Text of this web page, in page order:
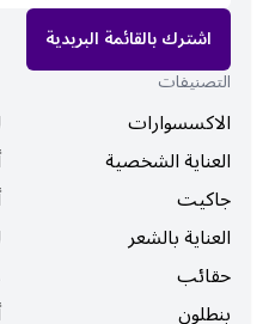
اشترك بالقائمة البريدية
التصنيفات
الاكسسوارات
العناية الشخصية
جاكيت
العناية بالشعر
حقائب
بنطلون